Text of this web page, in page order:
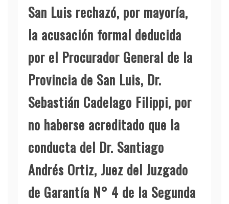
San Luis rechazó, por mayoría,
la acusación formal deducida
por el Procurador General de la
Provincia de San Luis, Dr.
Sebastián Cadelago Filippi, por
no haberse acreditado que la
conducta del Dr. Santiago
Andrés Ortiz, Juez del Juzgado
de Garantía N° 4 de la Segunda